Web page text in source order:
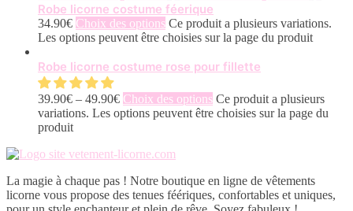
Robe licorne costume féerique
34.90€ Choix des options Ce produit a plusieurs variations.
Les options peuvent être choisies sur la page du produit
Robe licorne costume rose pour fillette
39.90€ – 49.90€ Choix des options Ce produit a plusieurs
variations. Les options peuvent être choisies sur la page du
produit
La magie à chaque pas ! Notre boutique en ligne de vêtements
licorne vous propose des tenues féériques, confortables et uniques,